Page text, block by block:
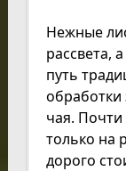
Нежные
рассвета,
путь
обработки
чая. Почти
только на
дорого